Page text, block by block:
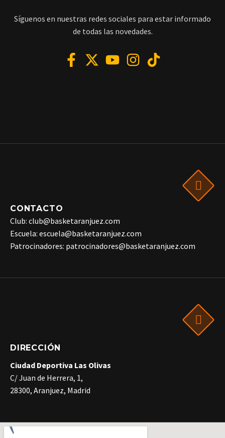
Síguenos en nuestras redes sociales para estar informado
de todas las novedades.
CONTACTO
Club: club@basketaranjuez.com
Escuela: escuela@basketaranjuez.com
Patrocinadores: patrocinadores@basketaranjuez.com
DIRECCIÓN
Ciudad Deportiva Las Olivas
C/ Juan de Herrera, 1,
28300, Aranjuez, Madrid